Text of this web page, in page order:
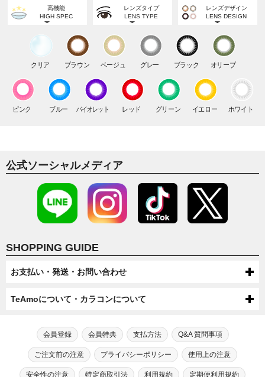
14.0mm
14.2mm
14.3mm
DIA
14.5mm
15.0mm
12.6mm 12.7mm
13.0mm 13.1mm 13.2mm
13.3mm 13.4mm 13.5mm
13.6mm 13.7mm 13.8mm
8.5mm
8.6mm
BC
8.7mm
8.8mm
高機能
HIGH SPEC
MOISTURE
紫外線カット
UV CUT
ブルーライトカット
BLUE LIGHT CUT
シリコーン
レンズタイプ
LENS TYPE
CIRCLE
ナチュラル
NATURAL
ナチュラルハーフ
NATURAL HALF
ハーフ
レンズデザイン
LENS DESIGN
HIGH LIGHT
ラメ入り
GLIITER
フチあり
LIMBAL RING
フチなし
クリア ブラウン ベージュ グレー ブラック オリーブ
ピンク ブルー バイオレット レッド グリーン イエロー ホワイト
公式ソーシャルメディア
SHOPPING GUIDE
お支払い・発送・お問い合わせ
●ケータイでのお支払い
手数料：無料
※機種によってはご利用出来ない可能性がございます。
●配送方法
宅配便（佐川急便・ヤマト運輸・ゆうパック）またはメール便（ゆうパケッ
ト/ネコポス）での配送をお選びいただけます。
※数量制限によりメール便での配送をお受けできない場合がございます。
送料について
宅配便（佐川急便・ヤマト運輸・ゆうパック）送料：全国一律550円（税込）
メール便（ゆうパケット/ネコポス）送料：全国送料無料
注文・返品について
TeAmoについて・カラコンについて
第一種医療機器販売業許可及び高度管理医療機器販売業許可を取得してい
ます。
高度管理医療機器等販売業許可証「6新保衛薬第189号」
芸能人・モデルが愛用！
TeAmoだけの度なし・度ありカラコン
カラコン通販サイトTeAmoでは、芸能人・モデルが愛用するティアモだ
会員登録 会員特典 支払方法 Q&A 質問事項
ご注文前の注意 プライバシーポリシー 使用上の注意
安全性の注意 特定商取引法 利用規約 定期便利用規約